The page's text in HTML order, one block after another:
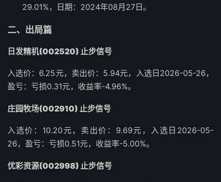
29.01%，日期：2024年08月27日。
二、出局篇
日发精机(002520) 止步信号
入选价：6.25元，卖出价：5.94元，入选日2026-05-26，
盈亏：亏损0.31元，收益率-4.96%。
庄园牧场(002910) 止步信号
入选价：10.20元，卖出价：9.69元，入选日2026-05-
26，盈亏：亏损0.51元，收益率-5.00%。
优彩资源(002998) 止步信号